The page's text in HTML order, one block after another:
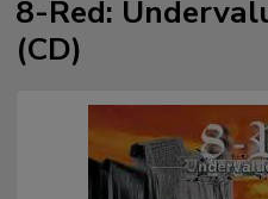
8-Red:
(CD)